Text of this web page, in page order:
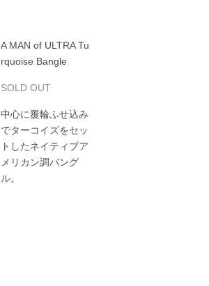
A MAN of ULTRA Tu
rquoise Bangle
SOLD OUT
中心に覆輪ふせ込み
でターコイズをセッ
トしたネイティブア
メリカン調バング
ル。